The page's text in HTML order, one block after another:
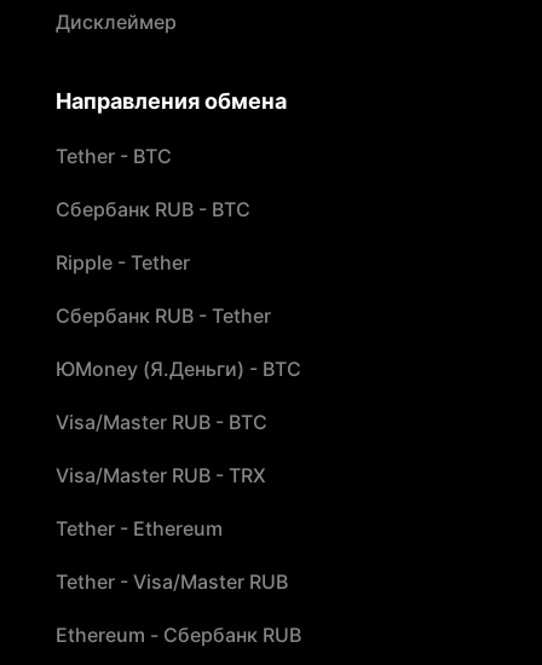
Дисклеймер
Направления обмена
Tether - BTC
Сбербанк RUB - BTC
Ripple - Tether
Сбербанк RUB - Tether
ЮMoney (Я.Деньги) - BTC
Visa/Master RUB - BTC
Visa/Master RUB - TRX
Tether - Ethereum
Tether - Visa/Master RUB
Ethereum - Сбербанк RUB